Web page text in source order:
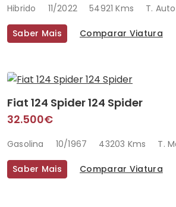
Hibrido 11/2022 54921 Kms T.
Saber Mais Comparar Viatura
Fiat 124 Spider 124 Spider
32.500€
Gasolina 10/1967 43203 Kms T.
Saber Mais Comparar Viatura